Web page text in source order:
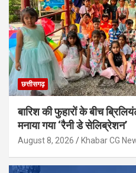
छत्तीसगढ़
बारिश की फुहारों के बीच
मनाया गया ‘रैनी डे सेलिब्रेशन’
August 8, 2026 Khabar CG